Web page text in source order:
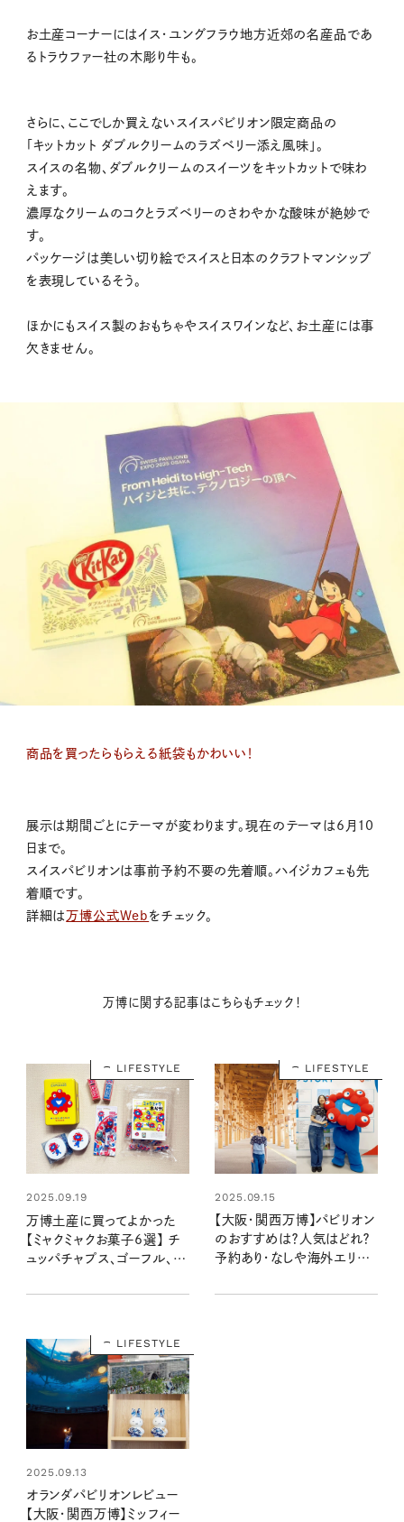
お土産コーナーにはイス・ユングフラウ地方近郊の名産品であ
るトラウファー社の木彫り牛も。
さらに、ここでしか買えないスイスパビリオン限定商品の
「キットカット ダブルクリームのラズベリー添え風味」。
スイスの名物、ダブルクリームのスイーツをキットカットで味わ
えます。
濃厚なクリームのコクとラズベリーのさわやかな酸味が絶妙で
す。
パッケージは美しい切り絵でスイスと日本のクラフトマンシップ
を表現しているそう。
ほかにもスイス製のおもちゃやスイスワインなど、お土産には事
欠きません。
商品を買ったらもらえる紙袋もかわいい！
展示は期間ごとにテーマが変わります。現在のテーマは6月10
日まで。
スイスパビリオンは事前予約不要の先着順。ハイジカフェも先
着順です。
詳細は 万博公式Web をチェック。
万博に関する記事はこちらもチェック！
LIFESTYLE
2025.09.19
万博土産に買ってよかった
【ミャクミャクお菓子6選】 チ
ュッパチャプス、ゴーフル、都
大阪・関西万博のお土産
LIFESTYLE
2025.09.15
【大阪・関西万博】パビリオン
のおすすめは？人気はどれ？
予約あり・なしや海外エリア、
ど徹底解説！
LIFESTYLE
2025.09.13
オランダパビリオンレビュー
【大阪・関西万博】ミッフィー